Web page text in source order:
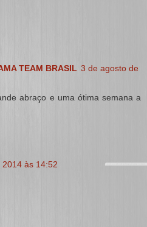
TEAM BRASIL 3 de agosto de
abraço e uma ótima semana a
às 14:52